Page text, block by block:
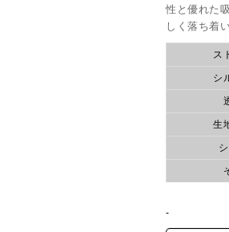
性と優れた
しく落ち着
ス
シ
生
-